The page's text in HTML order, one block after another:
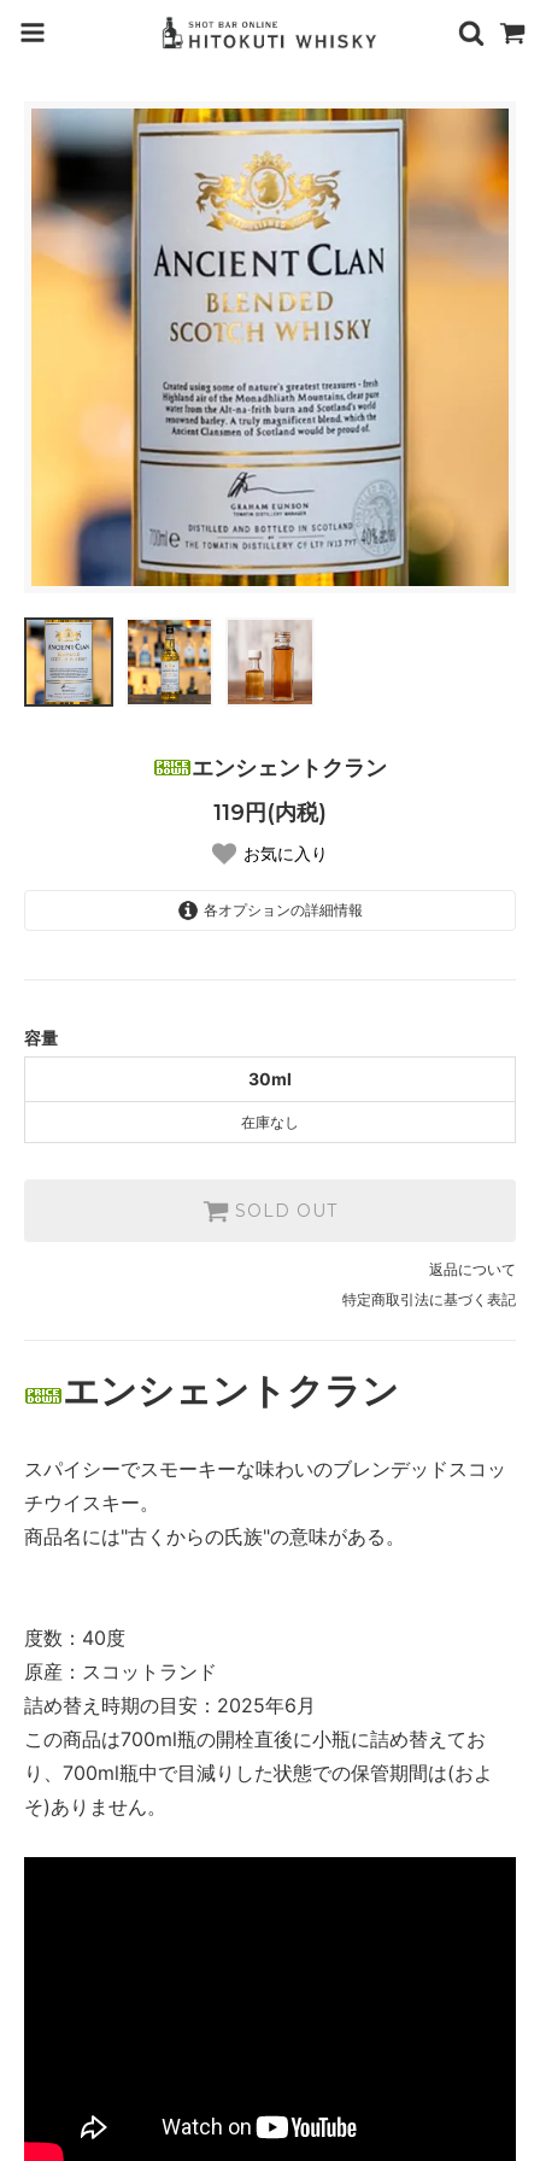
エンシェントクラン
119円(内税)
お気に入り
各オプションの詳細情報
容量
30ml
在庫なし
SOLD OUT
返品について
特定商取引法に基づく表記
エンシェントクラン
スパイシーでスモーキーな味わいのブレンデッドスコッ
チウイスキー。
商品名には"古くからの氏族"の意味がある。
度数：40度
原産：スコットランド
詰め替え時期の目安：2025年6月
この商品は700ml瓶の開栓直後に小瓶に詰め替えてお
り、700ml瓶中で目減りした状態での保管期間は(およ
そ)ありません。